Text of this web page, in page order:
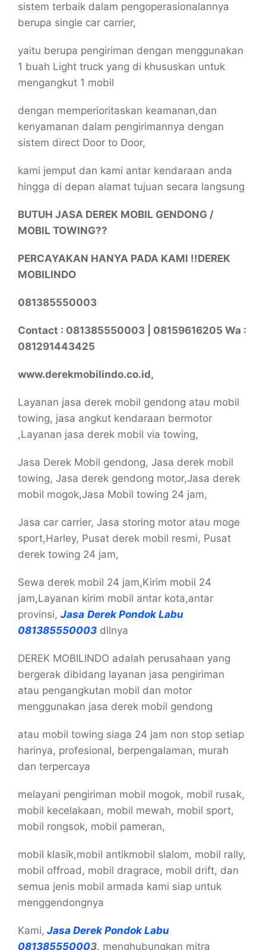
sistem terbaik dalam pengoperasionalannya
berupa single car carrier,
yaitu berupa pengiriman dengan menggunakan
1 buah Light truck yang di khususkan untuk
mengangkut 1 mobil
dengan memperioritaskan keamanan,dan
kenyamanan dalam pengirimannya dengan
sistem direct Door to Door,
kami jemput dan kami antar kendaraan anda
hingga di depan alamat tujuan secara langsung
BUTUH JASA DEREK MOBIL GENDONG /
MOBIL TOWING??
PERCAYAKAN HANYA PADA KAMI !!DEREK
MOBILINDO
081385550003
Contact : 081385550003 | 08159616205 Wa :
081291443425
www.derekmobilindo.co.id,
Layanan jasa derek mobil gendong atau mobil
towing, jasa angkut kendaraan bermotor
,Layanan jasa derek mobil via towing,
Jasa Derek Mobil gendong, Jasa derek mobil
towing, Jasa derek gendong motor,Jasa derek
mobil mogok,Jasa Mobil towing 24 jam,
Jasa car carrier, Jasa storing motor atau moge
sport,Harley, Pusat derek mobil resmi, Pusat
derek towing 24 jam,
Sewa derek mobil 24 jam,Kirim mobil 24
jam,Layanan kirim mobil antar kota,antar
provinsi, Jasa Derek Pondok Labu
081385550003 dllnya
DEREK MOBILINDO adalah perusahaan yang
bergerak dibidang layanan jasa pengiriman
atau pengangkutan mobil dan motor
menggunakan jasa derek mobil gendong
atau mobil towing siaga 24 jam non stop setiap
harinya, profesional, berpengalaman, murah
dan terpercaya
melayani pengiriman mobil mogok, mobil rusak,
mobil kecelakaan, mobil mewah, mobil sport,
mobil rongsok, mobil pameran,
mobil klasik,mobil antikmobil slalom, mobil rally,
mobil offroad, mobil dragrace, mobil drift, dan
semua jenis mobil armada kami siap untuk
menggendongnya
Kami, Jasa Derek Pondok Labu
081385550003, menghubungkan mitra